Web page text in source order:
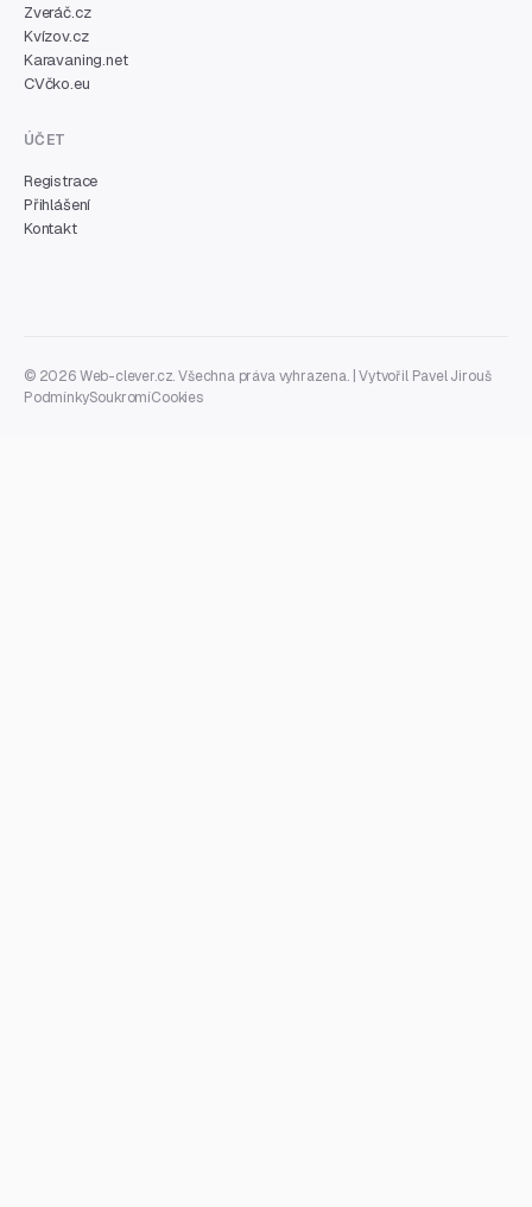
Zveráč.cz
Kvízov.cz
Karavaning.net
CVčko.eu
ÚČET
Registrace
Přihlášení
Kontakt
© 2026 Web-clever.cz. Všechna práva vyhrazena. | Vytvořil Pavel Jirouš
PodmínkySoukromíCookies